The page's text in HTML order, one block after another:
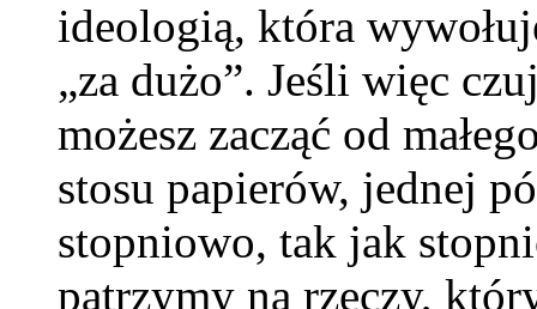
ideologią, która
„za dużo”. Jeśli więc
możesz zacząć od
stosu papierów, jednej
stopniowo, tak jak
patrzymy na rzeczy,